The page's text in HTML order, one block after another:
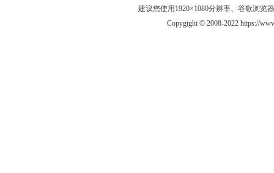
建议您使用1920×1080分辨率、谷歌浏览
Copygight © 2008-2022 https://